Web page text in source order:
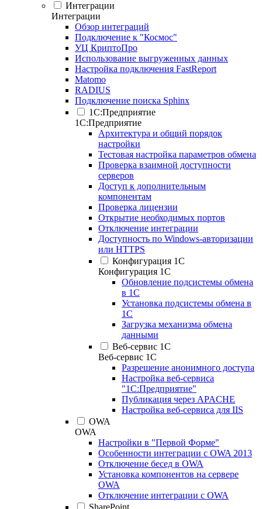
Интеграции
Интеграции
Обзор интеграций
Подключение к "Космос"
УЦ КриптоПро
Использование выгруженных данных
Настройка подключения FastReport
Matomo
RADIUS
Подключение поиска Sphinx
1С:Предприятие
1С:Предприятие
Архитектура и общий порядок
настройки
Тестовая настройка параметров обмена
Проверка взаимной доступности
серверов
Доступ к дополнительным
компонентам
Проверка лицензии
Открытие необходимых портов
Отключение интеграции
Доступность по Windows-авторизации
или HTTPS
Конфигурация 1С
Конфигурация 1С
Обновление подсистемы обмена
в 1С
Установка подсистемы обмена в
1С
Загрузка механизма обмена
данными
Веб-сервис 1С
Веб-сервис 1С
Разрешение анонимного доступа
Настройка веб-сервиса
"1С:Предприятие"
Публикация через APACHE
Настройка веб-сервиса для IIS
OWA
OWA
Настройки в "Первой Форме"
Особенности интеграции с OWA 2013
Отключение бесед в OWA
Установка компонентов на сервере
OWA
Отключение интеграции с OWA
SharePoint